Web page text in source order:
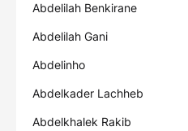
Abdelilah Benkirane
Abdelilah Gani
Abdelinho
Abdelkader Lachheb
Abdelkhalek Rakib